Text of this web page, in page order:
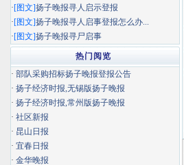
·[图文]扬子晚报寻人启示登报
·[图文]扬子晚报寻人启事登报怎么办...
·[图文]扬子晚报寻尸启事
热门阅览
· 部队采购招标扬子晚报登报公告
· 扬子经济时报,无锡版扬子晚报
· 扬子经济时报,常州版扬子晚报
· 社区新报
· 昆山日报
· 宜春日报
· 金华晚报